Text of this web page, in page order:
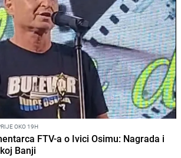
OKO 19H
FTV-a o Ivici Osimu: Nagrada i
Banji